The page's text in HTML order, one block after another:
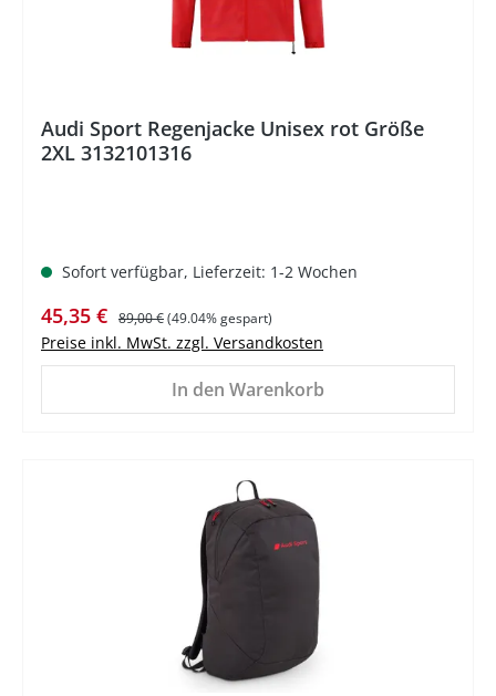
Audi Sport Regenjacke Unisex rot Größe
2XL 3132101316
Sofort verfügbar, Lieferzeit: 1-2 Wochen
Verkaufspreis:
45,35 € Regulärer Preis:
89,00 €(49.04% gespart)
Preise inkl. MwSt. zzgl. Versandkosten
In den Warenkorb